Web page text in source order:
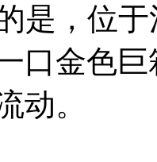
是，位于
口金色
动。